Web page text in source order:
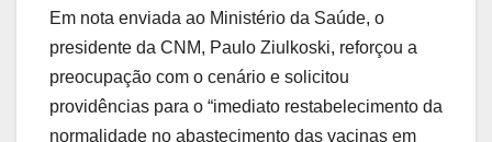
Em nota enviada ao Ministério da Saúde, o
presidente da CNM, Paulo Ziulkoski, reforçou a
preocupação com o cenário e solicitou
providências para o “imediato restabelecimento da
normalidade no abastecimento das vacinas em